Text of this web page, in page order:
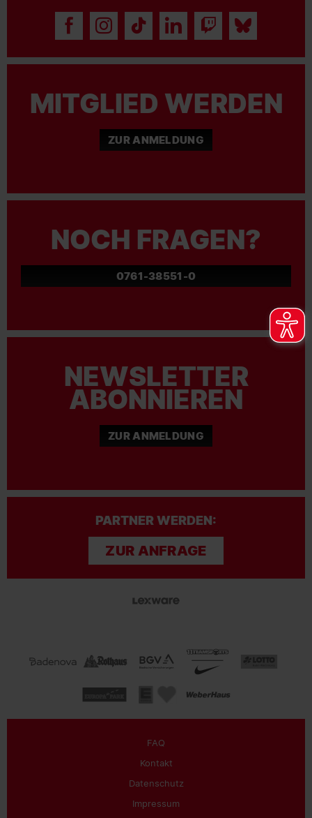
MITGLIED WERDEN
ZUR ANMELDUNG
NOCH FRAGEN?
0761-38551-0
NEWSLETTER
ABONNIEREN
ZUR ANMELDUNG
PARTNER WERDEN:
ZUR ANFRAGE
FAQ
Kontakt
Datenschutz
Impressum